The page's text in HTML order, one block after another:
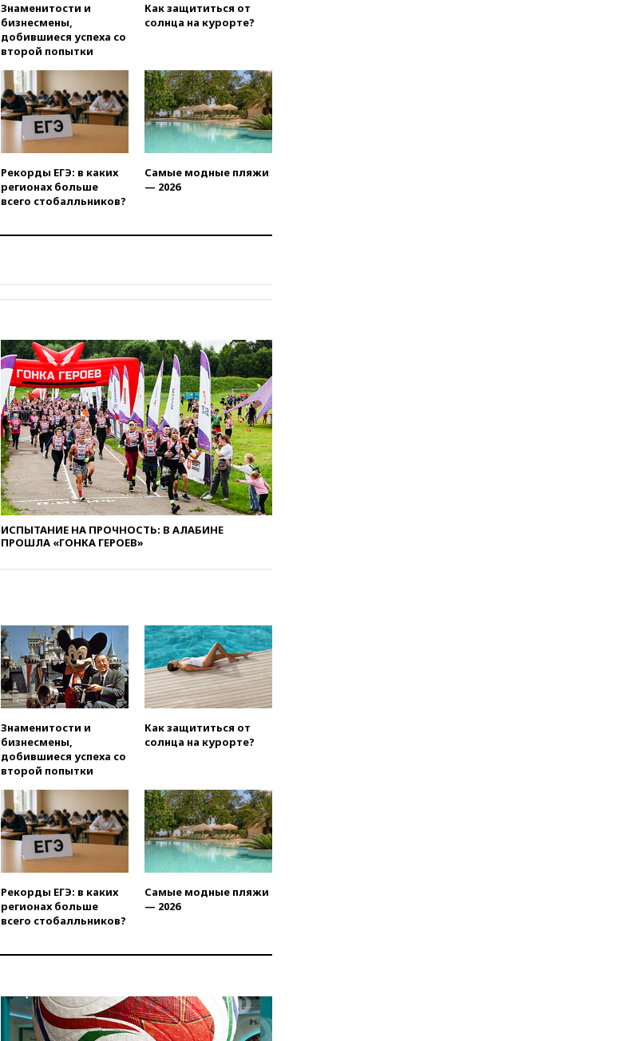
вчера, 21:25 Руслан Терновой
выиграл золото чемпионата
Европы в прыжках с 10-
вчера, 21:10РФ не получала
обращений о прекращении
концессии строительства ж/д
в Армении
вчера, 21:00В России вновь
онлайн-продаже алкоголя
вчера, 20:45
рекомендовать не посещать
сбила еще 281 украинский
беспилотник над Россией
призвала оптимизировать
олимпиады для поступления в
вузы
вчера, 20:15Минтранс
предложил оплачивать
защиту дорог от БПЛА из
средств на ремонт
вчера, 20:00Зеленский 8
августа посетит Сербию с
официальным визитом
вчера, 19:58В Госдуму будет
внесен законопроект об
отмене ЕГЭ
вчера, 19:50Аэропорты Сочи и
призвал доноров-
республиканцев поддержать
Вэнса на выборах 2028 года
вчера, 19:20Число ломбардов
в РФ превысило максимум
вчера, 19:15 Жуковский и
аэропорт Геленджика
вчера, 19:00Путин уточнил
порядок присвоения воинских
званий добровольцам
вчера, 18:50Euractiv: восток
Финляндии приходит в упадок
вчера, 18:35В Жуковском и
аэропорту Геленджика
вчера, 18:21Зюганов
вчера, 18:15Четыре человека
пострадали при атаках ВСУ на
Знаменитости и
бизнесмены,
добившиеся успеха со
второй попытки
Как защититься от
солнца на курорте?
Рекорды ЕГЭ: в каких
регионах больше
всего стобалльников?
Самые модные пляжи
— 2026
ИСПЫТАНИЕ НА ПРОЧНОСТЬ: В АЛАБИНЕ
ПРОШЛА «ГОНКА ГЕРОЕВ»
Знаменитости и
бизнесмены,
добившиеся успеха со
второй попытки
Как защититься от
солнца на курорте?
Рекорды ЕГЭ: в каких
регионах больше
всего стобалльников?
Самые модные пляжи
— 2026